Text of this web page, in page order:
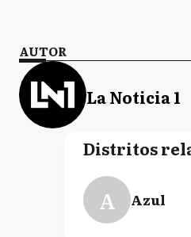
AUTOR
La Noticia 1
Distritos
A Azul